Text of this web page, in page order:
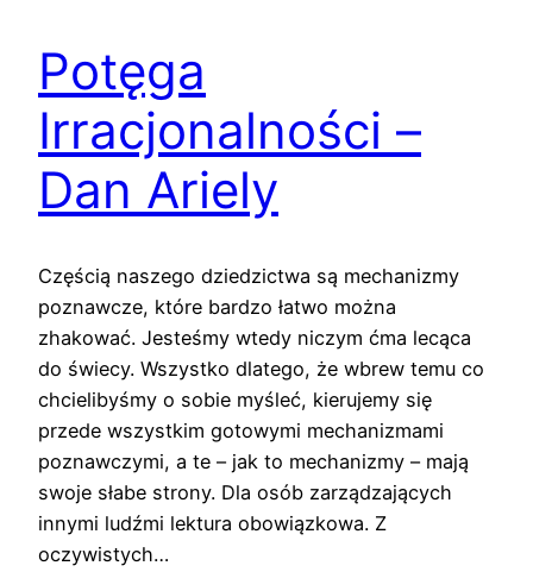
Potęga
Irracjonalności –
Dan Ariely
Częścią naszego dziedzictwa są mechanizmy
poznawcze, które bardzo łatwo można
zhakować. Jesteśmy wtedy niczym ćma lecąca
do świecy. Wszystko dlatego, że wbrew temu co
chcielibyśmy o sobie myśleć, kierujemy się
przede wszystkim gotowymi mechanizmami
poznawczymi, a te – jak to mechanizmy – mają
swoje słabe strony. Dla osób zarządzających
innymi ludźmi lektura obowiązkowa. Z
oczywistych…